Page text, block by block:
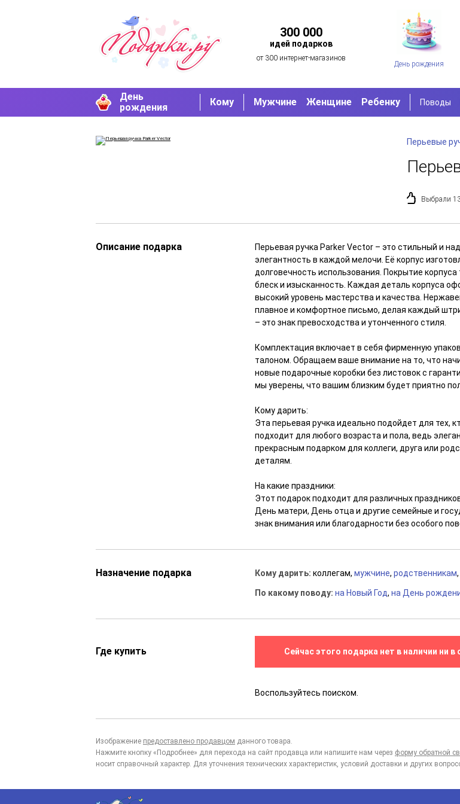
300 000
идей подарков
от 300 интернет-магазинов
День рождения
День
рождения
Кому Мужчине Женщине Ребенку Поводы
Перьевые
Выбрали
Описание подарка
Перьевая ручка Parker Vector – это стильный и
элегантность в каждой мелочи. Её корпус
долговечность использования. Покрытие
блеск и изысканность. Каждая деталь корпуса
высокий уровень мастерства и качества.
плавное и комфортное письмо, делая каждый
– это знак превосходства и утонченного стиля.
Комплектация включает в себя фирменную
талоном. Обращаем ваше внимание на то, что
новые подарочные коробки без листовок с
мы уверены, что вашим близким будет приятно
Кому дарить:
Эта перьевая ручка идеально подойдет для тех,
подходит для любого возраста и пола, ведь
прекрасным подарком для коллеги, друга или
деталям.
На какие праздники:
Этот подарок подходит для различных
День матери, День отца и другие семейные и
знак внимания или благодарности без особого
Назначение подарка Кому дарить:коллегам,мужчине,родственникам
По какому поводу:на Новый Год,на День
Где купить Сейчас этого подарка нет в наличии ни
Воспользуйтесь поиском.
Изображение предоставлено продавцом данного товара.
Нажмите кнопку «Подробнее» для перехода на сайт продавца или напишите нам через форму обратной
носит справочный характер. Для уточнения технических характеристик, условий доставки и других